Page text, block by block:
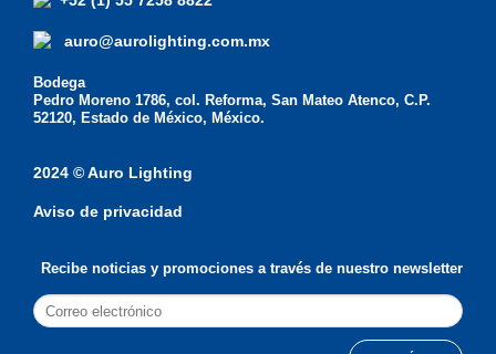
auro@aurolighting.com.mx
Bodega
Pedro Moreno 1786, col. Reforma, San Mateo Atenco, C.P.
52120, Estado de México, México.
2024 © Auro Lighting
Aviso de privacidad
Recibe noticias y promociones a través de nuestro newsletter